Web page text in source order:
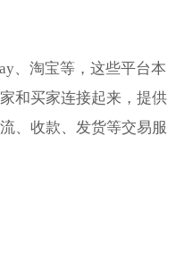
、淘宝等，这些平台本
和买家连接起来，提供
、收款、发货等交易服